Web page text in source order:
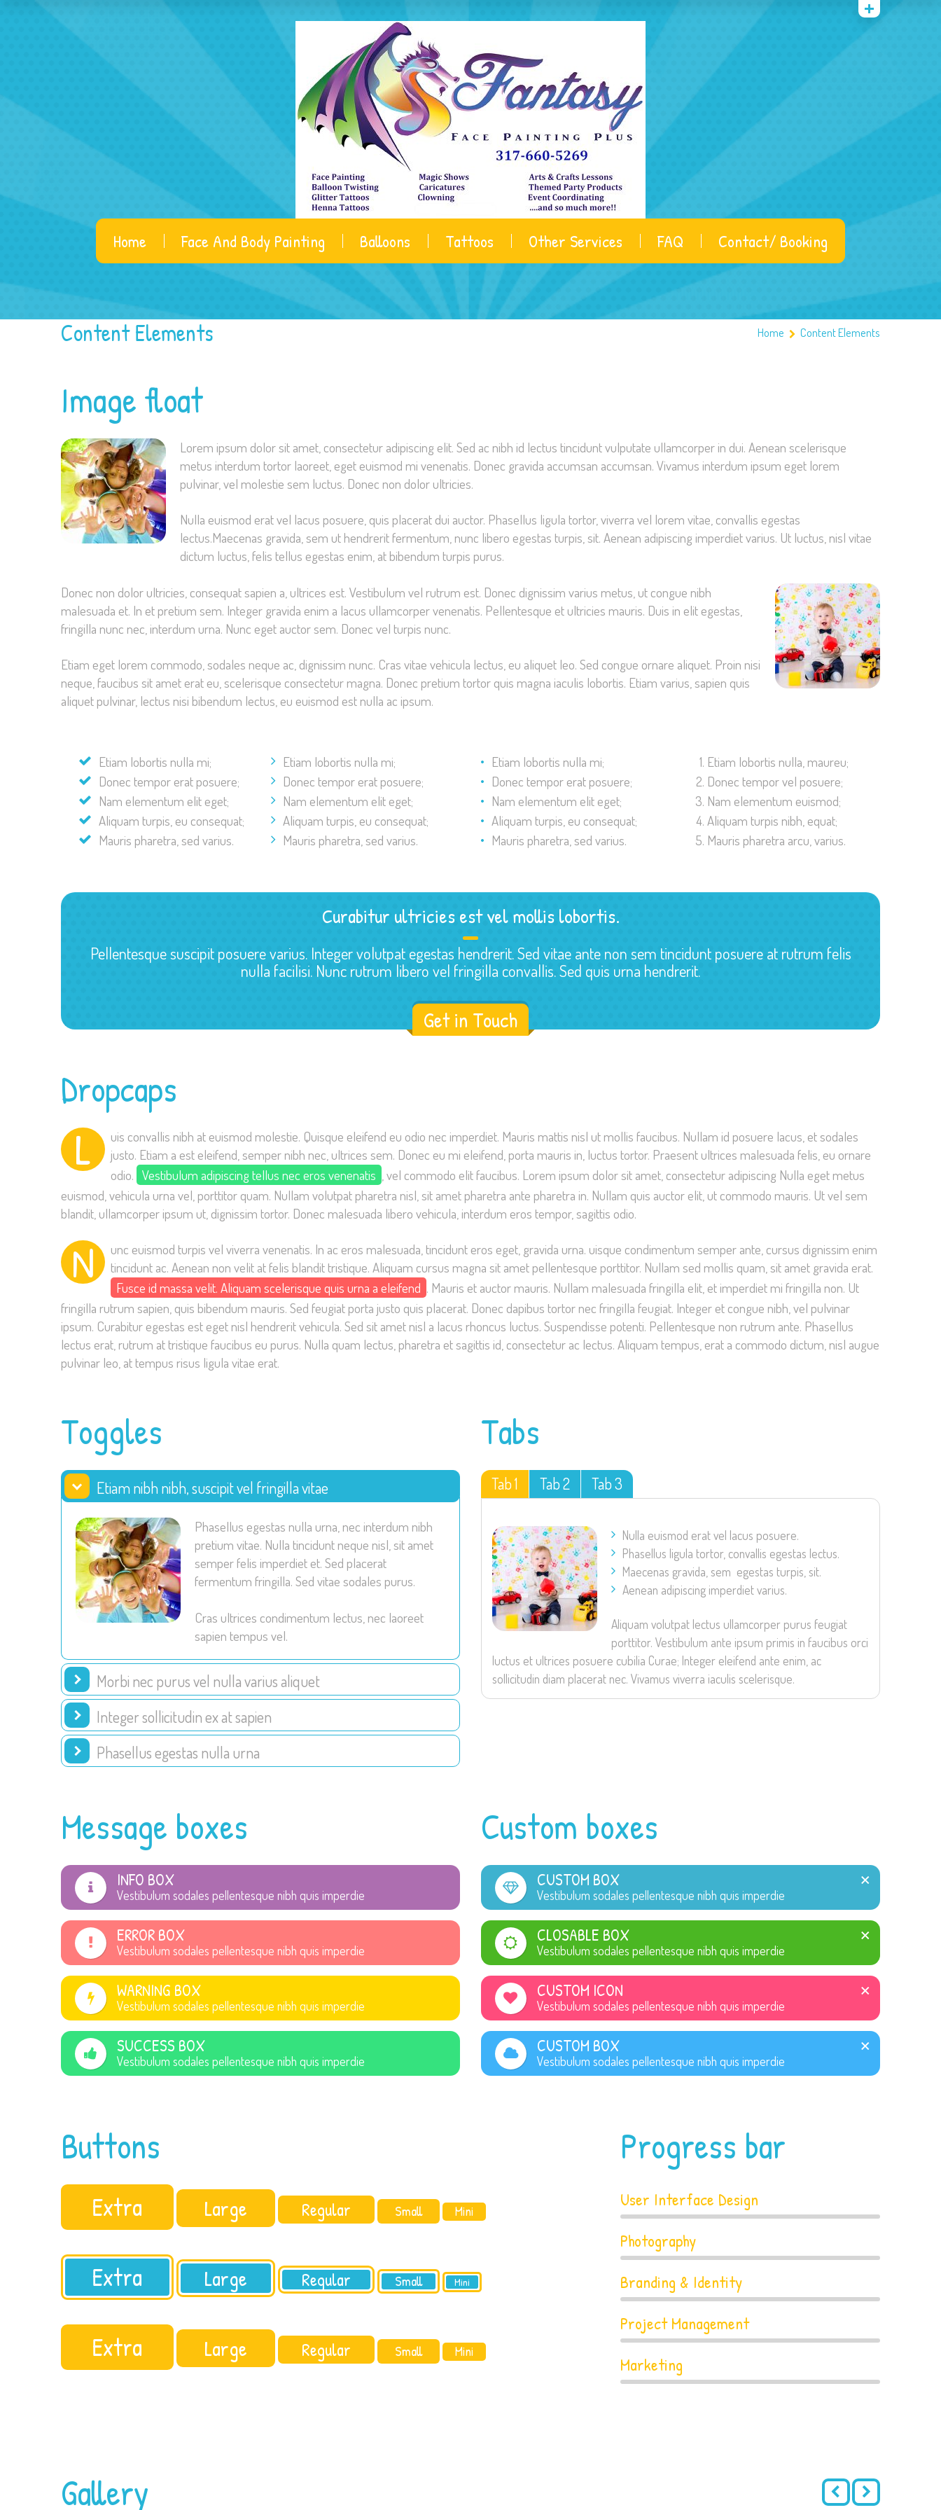
Home Face And Body Painting Balloons Tattoos Other Services FAQ Contact/ Booking
Content Elements Home Content Elements
Image float
Lorem ipsum dolor sit amet, consectetur adipiscing elit. Sed ac nibh id lectus tincidunt vulputate ullamcorper in dui. Aenean scelerisque
metus interdum tortor laoreet, eget euismod mi venenatis. Donec gravida accumsan accumsan. Vivamus interdum ipsum eget lorem
pulvinar, vel molestie sem luctus. Donec non dolor ultricies.
Nulla euismod erat vel lacus posuere, quis placerat dui auctor. Phasellus ligula tortor, viverra vel lorem vitae, convallis egestas
lectus.Maecenas gravida, sem ut hendrerit fermentum, nunc libero egestas turpis, sit. Aenean adipiscing imperdiet varius. Ut luctus, nisl vitae
dictum luctus, felis tellus egestas enim, at bibendum turpis purus.
Donec non dolor ultricies, consequat sapien a, ultrices est. Vestibulum vel rutrum est. Donec dignissim varius metus, ut congue nibh
malesuada et. In et pretium sem. Integer gravida enim a lacus ullamcorper venenatis. Pellentesque et ultricies mauris. Duis in elit egestas,
fringilla nunc nec, interdum urna. Nunc eget auctor sem. Donec vel turpis nunc.
Etiam eget lorem commodo, sodales neque ac, dignissim nunc. Cras vitae vehicula lectus, eu aliquet leo. Sed congue ornare aliquet. Proin nisi
neque, faucibus sit amet erat eu, scelerisque consectetur magna. Donec pretium tortor quis magna iaculis lobortis. Etiam varius, sapien quis
aliquet pulvinar, lectus nisi bibendum lectus, eu euismod est nulla ac ipsum.
Etiam lobortis nulla mi;
Donec tempor erat posuere;
Nam elementum elit eget;
Aliquam turpis, eu consequat;
Mauris pharetra, sed varius.
Etiam lobortis nulla mi;
Donec tempor erat posuere;
Nam elementum elit eget;
Aliquam turpis, eu consequat;
Mauris pharetra, sed varius.
Etiam lobortis nulla mi;
Donec tempor erat posuere;
Nam elementum elit eget;
Aliquam turpis, eu consequat;
Mauris pharetra, sed varius.
Etiam lobortis nulla, maureu;
Donec tempor vel posuere;
Nam elementum euismod;
Aliquam turpis nibh, equat;
Mauris pharetra arcu, varius.
Curabitur ultricies est vel mollis lobortis.
Pellentesque suscipit posuere varius. Integer volutpat egestas hendrerit. Sed vitae ante non sem tincidunt posuere at rutrum felis
nulla facilisi. Nunc rutrum libero vel fringilla convallis. Sed quis urna hendrerit.
Get in Touch
Dropcaps
L
uis convallis nibh at euismod molestie. Quisque eleifend eu odio nec imperdiet. Mauris mattis nisl ut mollis faucibus. Nullam id posuere lacus, et sodales
justo. Etiam a est eleifend, semper nibh nec, ultrices sem. Donec eu mi eleifend, porta mauris in, luctus tortor. Praesent ultrices malesuada felis, eu ornare
odio. Vestibulum adipiscing tellus nec eros venenatis , vel commodo elit faucibus. Lorem ipsum dolor sit amet, consectetur adipiscing Nulla eget metus
euismod, vehicula urna vel, porttitor quam. Nullam volutpat pharetra nisl, sit amet pharetra ante pharetra in. Nullam quis auctor elit, ut commodo mauris. Ut vel sem
blandit, ullamcorper ipsum ut, dignissim tortor. Donec malesuada libero vehicula, interdum eros tempor, sagittis odio.
N
unc euismod turpis vel viverra venenatis. In ac eros malesuada, tincidunt eros eget, gravida urna. uisque condimentum semper ante, cursus dignissim enim
tincidunt ac. Aenean non velit at felis blandit tristique. Aliquam cursus magna sit amet pellentesque porttitor. Nullam sed mollis quam, sit amet gravida erat.
Fusce id massa velit. Aliquam scelerisque quis urna a eleifend . Mauris et auctor mauris. Nullam malesuada fringilla elit, et imperdiet mi fringilla non. Ut
fringilla rutrum sapien, quis bibendum mauris. Sed feugiat porta justo quis placerat. Donec dapibus tortor nec fringilla feugiat. Integer et congue nibh, vel pulvinar
ipsum. Curabitur egestas est eget nisl hendrerit vehicula. Sed sit amet nisl a lacus rhoncus luctus. Suspendisse potenti. Pellentesque non rutrum ante. Phasellus
lectus erat, rutrum at tristique faucibus eu purus. Nulla quam lectus, pharetra et sagittis id, consectetur ac lectus. Aliquam tempus, erat a commodo dictum, nisl augue
pulvinar leo, at tempus risus ligula vitae erat.
Toggles
Etiam nibh nibh, suscipit vel fringilla vitae
Phasellus egestas nulla urna, nec interdum nibh
pretium vitae. Nulla tincidunt neque nisl, sit amet
semper felis imperdiet et. Sed placerat
fermentum fringilla. Sed vitae sodales purus.
Cras ultrices condimentum lectus, nec laoreet
sapien tempus vel.
Morbi nec purus vel nulla varius aliquet
Integer sollicitudin ex at sapien
Phasellus egestas nulla urna
Tabs
Tab 1 Tab 2 Tab 3
Nulla euismod erat vel lacus posuere.
Phasellus ligula tortor, convallis egestas lectus.
Maecenas gravida, sem egestas turpis, sit.
Aenean adipiscing imperdiet varius.
Aliquam volutpat lectus ullamcorper purus feugiat
porttitor. Vestibulum ante ipsum primis in faucibus orci
luctus et ultrices posuere cubilia Curae; Integer eleifend ante enim, ac
sollicitudin diam placerat nec. Vivamus viverra iaculis scelerisque.
Message boxes
INFO BOX
Vestibulum sodales pellentesque nibh quis imperdie
ERROR BOX
Vestibulum sodales pellentesque nibh quis imperdie
WARNING BOX
Vestibulum sodales pellentesque nibh quis imperdie
SUCCESS BOX
Vestibulum sodales pellentesque nibh quis imperdie
Custom boxes
CUSTOM BOX
Vestibulum sodales pellentesque nibh quis imperdie
CLOSABLE BOX
Vestibulum sodales pellentesque nibh quis imperdie
CUSTOM ICON
Vestibulum sodales pellentesque nibh quis imperdie
CUSTOM BOX
Vestibulum sodales pellentesque nibh quis imperdie
Buttons
Extra Large Regular Small Mini
Extra Large Regular Small Mini
Extra Large Regular Small Mini
Progress bar
User Interface Design
Photography
Branding & Identity
Project Management
Marketing
Gallery